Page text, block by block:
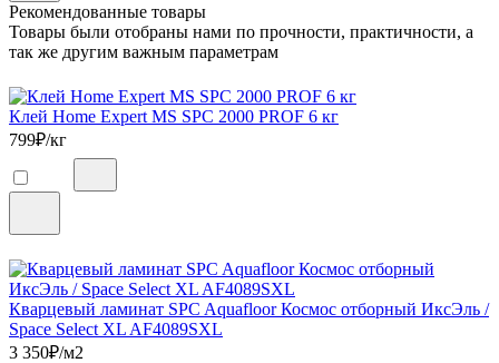
Рекомендованные товары
Товары были отобраны нами по прочности, практичности, а
так же другим важным параметрам
Клей Home Expert MS SPC 2000 PROF 6 кг
799₽/кг
Кварцевый ламинат SPC Aquafloor Космос отборный ИксЭль /
Space Select XL AF4089SXL
3 350₽/м2